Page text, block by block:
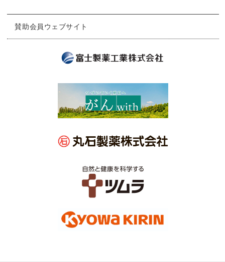
賛助会員ウェブサイト